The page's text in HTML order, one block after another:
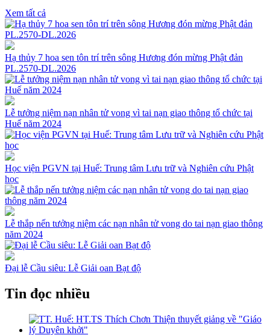
Xem tất cả
Hạ thủy 7 hoa sen tôn trí trên sông Hương đón mừng Phật đản
PL.2570-DL.2026
Lễ tưởng niệm nạn nhân tử vong vì tai nạn giao thông tổ chức tại
Huế năm 2024
Học viện PGVN tại Huế: Trung tâm Lưu trữ và Nghiên cứu Phật
học
Lễ thắp nến tưởng niệm các nạn nhân tử vong do tai nạn giao thông
năm 2024
Đại lễ Cầu siêu: Lễ Giải oan Bạt độ
Tin đọc nhiều